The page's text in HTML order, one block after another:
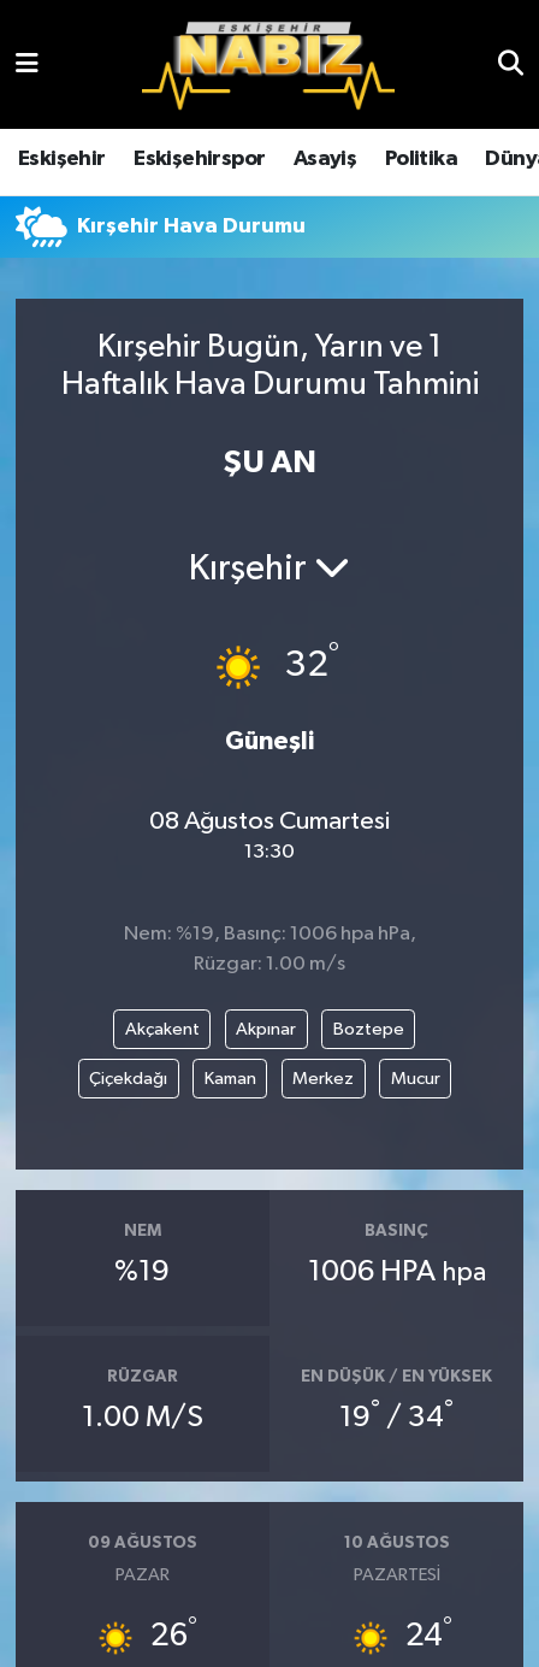
Eskişehir Eskişehirspor Asayiş Politika
Kırşehir Hava Durumu
Kırşehir Bugün, Yarın ve 1
Haftalık Hava Durumu Tahmini
ŞU AN
Kırşehir
32°
Güneşli
08 Ağustos Cumartesi
13:30
Nem: %19, Basınç: 1006 hpa hPa,
Rüzgar: 1.00 m/s
Akçakent Akpınar Boztepe
Çiçekdağı Kaman Merkez Mucur
NEM
%19
BASINÇ
1006 HPA hpa
RÜZGAR
1.00 M/S
EN DÜŞÜK / EN YÜKSEK
19° / 34°
09 AĞUSTOS
PAZAR
26°
10 AĞUSTOS
PAZARTESI
24°
Çevre
Dünya
Ekonomi
Eskişehir
Yaşam
Yurttan
Eskişehir Hava Durumu
Eskişehir Trafik Yoğunluk Haritası
TFF 3.Lig 4.Grup Puan Durumu ve Fikstür
Son Dakika Haberleri
Haber Arşivi